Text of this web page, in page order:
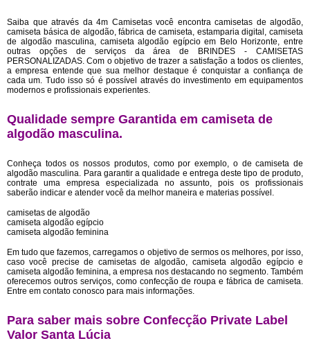
Saiba que através da 4m Camisetas você encontra camisetas de algodão,
camiseta básica de algodão, fábrica de camiseta, estamparia digital, camiseta
de algodão masculina, camiseta algodão egípcio em Belo Horizonte, entre
outras opções de serviços da área de BRINDES - CAMISETAS
PERSONALIZADAS. Com o objetivo de trazer a satisfação a todos os clientes,
a empresa entende que sua melhor destaque é conquistar a confiança de
cada um. Tudo isso só é possível através do investimento em equipamentos
modernos e profissionais experientes.
Qualidade sempre Garantida em camiseta de
algodão masculina.
Conheça todos os nossos produtos, como por exemplo, o de camiseta de
algodão masculina. Para garantir a qualidade e entrega deste tipo de produto,
contrate uma empresa especializada no assunto, pois os profissionais
saberão indicar e atender você da melhor maneira e materias possível.
camisetas de algodão
camiseta algodão egípcio
camiseta algodão feminina
Em tudo que fazemos, carregamos o objetivo de sermos os melhores, por isso,
caso você precise de camisetas de algodão, camiseta algodão egípcio e
camiseta algodão feminina, a empresa nos destacando no segmento. Também
oferecemos outros serviços, como confecção de roupa e fábrica de camiseta.
Entre em contato conosco para mais informações.
Para saber mais sobre Confecção Private Label
Valor Santa Lúcia